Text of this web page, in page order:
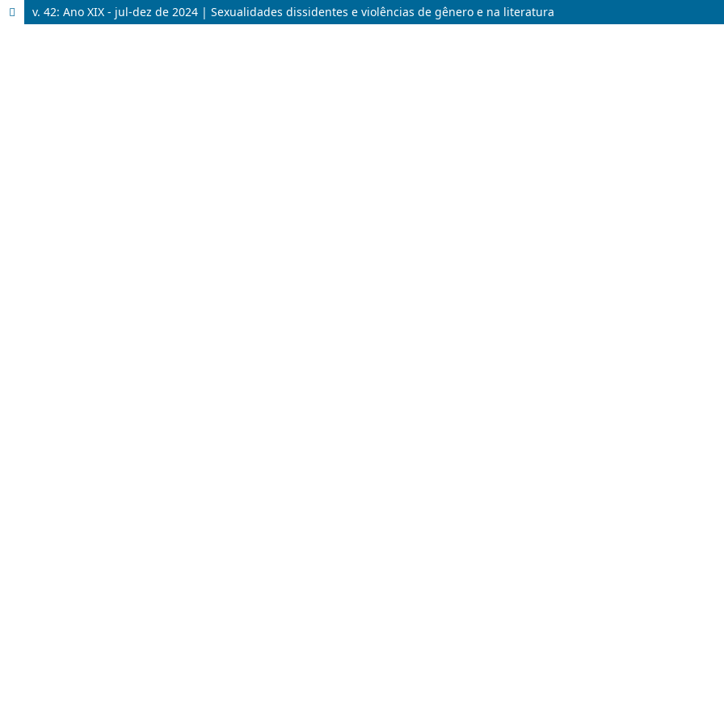
v. 42: Ano XIX - jul-dez de 2024 | Sexualidades dissidentes e violências de gênero e na literatura